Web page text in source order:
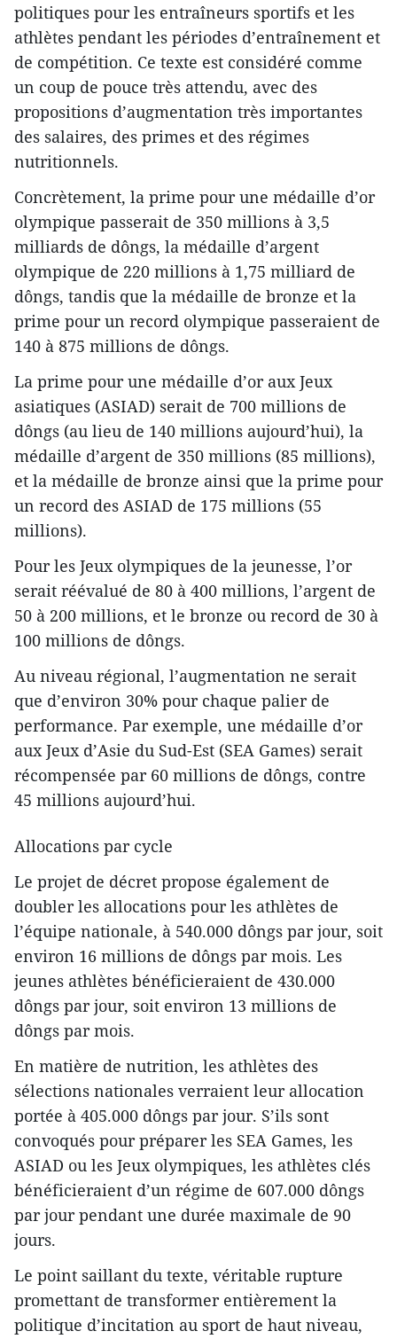
politiques pour les entraîneurs sportifs et les
athlètes pendant les périodes d’entraînement et
de compétition. Ce texte est considéré comme
un coup de pouce très attendu, avec des
propositions d’augmentation très importantes
des salaires, des primes et des régimes
nutritionnels.
Concrètement, la prime pour une médaille d’or
olympique passerait de 350 millions à 3,5
milliards de dôngs, la médaille d’argent
olympique de 220 millions à 1,75 milliard de
dôngs, tandis que la médaille de bronze et la
prime pour un record olympique passeraient de
140 à 875 millions de dôngs.
La prime pour une médaille d’or aux Jeux
asiatiques (ASIAD) serait de 700 millions de
dôngs (au lieu de 140 millions aujourd’hui), la
médaille d’argent de 350 millions (85 millions),
et la médaille de bronze ainsi que la prime pour
un record des ASIAD de 175 millions (55
millions).
Pour les Jeux olympiques de la jeunesse, l’or
serait réévalué de 80 à 400 millions, l’argent de
50 à 200 millions, et le bronze ou record de 30 à
100 millions de dôngs.
Au niveau régional, l’augmentation ne serait
que d’environ 30% pour chaque palier de
performance. Par exemple, une médaille d’or
aux Jeux d’Asie du Sud-Est (SEA Games) serait
récompensée par 60 millions de dôngs, contre
45 millions aujourd’hui.
Allocations par cycle
Le projet de décret propose également de
doubler les allocations pour les athlètes de
l’équipe nationale, à 540.000 dôngs par jour, soit
environ 16 millions de dôngs par mois. Les
jeunes athlètes bénéficieraient de 430.000
dôngs par jour, soit environ 13 millions de
dôngs par mois.
En matière de nutrition, les athlètes des
sélections nationales verraient leur allocation
portée à 405.000 dôngs par jour. S’ils sont
convoqués pour préparer les SEA Games, les
ASIAD ou les Jeux olympiques, les athlètes clés
bénéficieraient d’un régime de 607.000 dôngs
par jour pendant une durée maximale de 90
jours.
Le point saillant du texte, véritable rupture
promettant de transformer entièrement la
politique d’incitation au sport de haut niveau,